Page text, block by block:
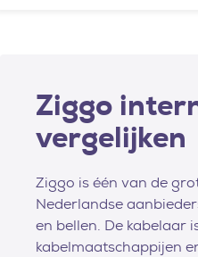
Ziggo
vergelijken
Ziggo is één van de
Nederlandse
en bellen. De kabelaar
kabelmaatschappijen